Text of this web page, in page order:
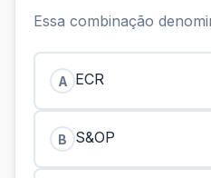
Essa combinação
A ECR
B S&OP